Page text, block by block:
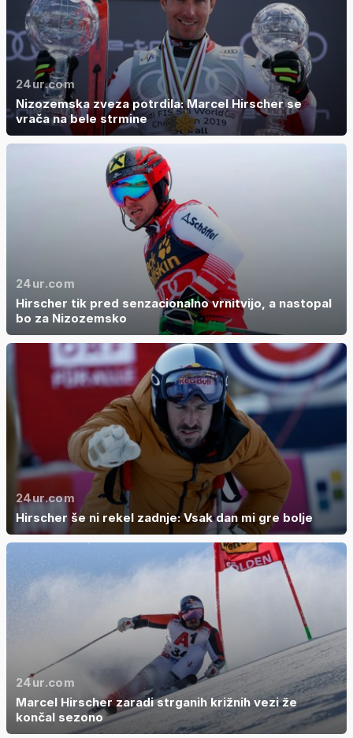
24ur.com
Nizozemska zveza potrdila: Marcel Hirscher se
vrača na bele strmine
24ur.com
Hirscher tik pred senzacionalno vrnitvijo, a nastopal
bo za Nizozemsko
24ur.com
Hirscher še ni rekel zadnje: Vsak dan mi gre bolje
24ur.com
Marcel Hirscher zaradi strganih križnih vezi že
končal sezono